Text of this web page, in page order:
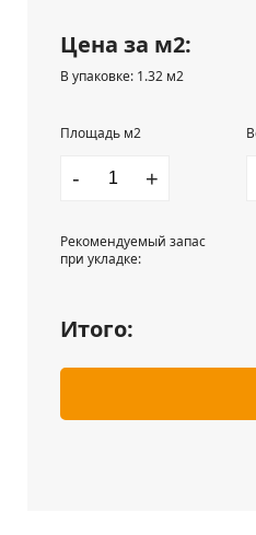
Цена за м2:
В упаковке: 1.32 м2
Площадь м2
- +
Рекомендуемый запас
при укладке:
Итого: